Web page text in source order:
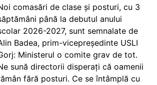
comasări de clase și posturi, cu 3
până la debutul anului
2026-2027, sunt semnalate de
Badea, prim-vicepreședinte USLI
Ministerul o comite grav de tot.
sună directorii disperați că oamenii
fără posturi. Ce se întâmplă cu